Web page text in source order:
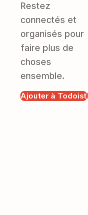
Restez
connectés et
organisés pour
faire plus de
choses
ensemble.
Ajouter à Todoist